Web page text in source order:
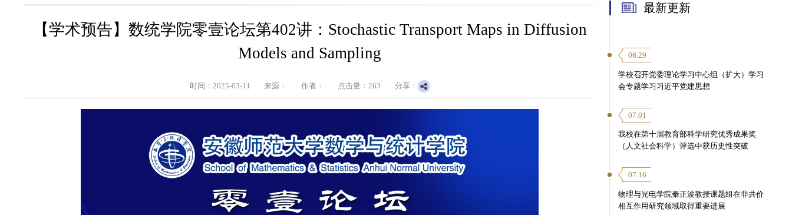
【学术预告】数统学院零壹论坛第402讲：Stochastic Transport Maps in Diffusion
Models and Sampling
时间：2025-03-11 来源： 作者： 点击量：263 分享：
最新更新
06.29
学校召开党委理论学习中心组（扩大）学习
会专题学习习近平党建思想
07.01
我校在第十届教育部科学研究优秀成果奖
（人文社会科学）评选中获历史性突破
07.16
物理与光电学院秦正波教授课题组在非共价
相互作用研究领域取得重要进展